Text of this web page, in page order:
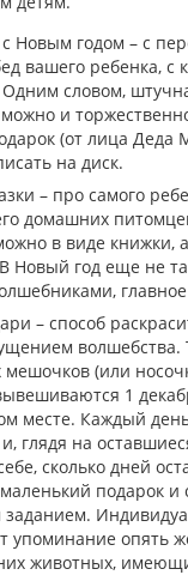
Новым годом – с
вашего ребенка, с
словом,
и
(от лица Деда
на диск.
– про самого
домашних
в виде книжки,
Новый год еще не
– способ
волшебства.
мешочков (или
1
месте. Каждый
глядя на
сколько дней
подарок и
упоминание опять
животных,